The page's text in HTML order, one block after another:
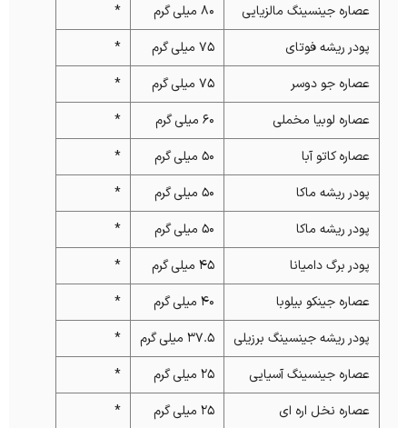
عصاره جینسینگ مالزیایی
80 میلی گرم
*
پودر ریشه فوتای
75 میلی گرم
*
عصاره جو دوسر
75 میلی گرم
*
عصاره لوبیا مخملی
60 میلی گرم
*
عصاره کاتو آبا
50 میلی گرم
*
پودر ریشه ماکا
50 میلی گرم
*
پودر ریشه ماکا
50 میلی گرم
*
پودر برگ دامیانا
45 میلی گرم
*
عصاره جینکو بیلوبا
40 میلی گرم
*
پودر ریشه جینسینگ برزیلی
37.5 میلی گرم
*
عصاره جینسینگ آسیایی
25 میلی گرم
*
عصاره نخل اره ای
25 میلی گرم
*